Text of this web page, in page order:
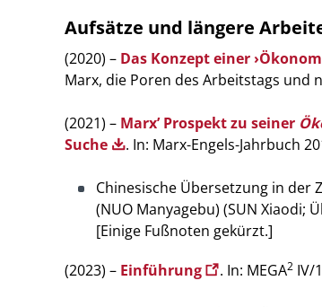
Aufsätze und längere
(2020) – Das Konzept einer
Marx, die Poren des Arbeitstags und
(2021) – Marx’ Prospekt zu seiner
Suche
. In: Marx-Engels-Jahrbuch
Chinesische Übersetzung in der
(NUO Manyagebu) (SUN Xiaodi;
[Einige Fußnoten gekürzt.]
(2023) – Einführung . In: MEGA2 IV/